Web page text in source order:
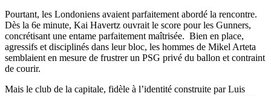
Pourtant, les Londoniens avaient parfaitement abordé la rencontre.
Dès la 6e minute, Kai Havertz ouvrait le score pour les Gunners,
concrétisant une entame parfaitement maîtrisée. Bien en place,
agressifs et disciplinés dans leur bloc, les hommes de Mikel Arteta
semblaient en mesure de frustrer un PSG privé du ballon et contraint
de courir.
Mais le club de la capitale, fidèle à l’identité construite par Luis